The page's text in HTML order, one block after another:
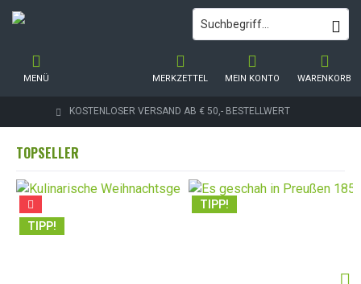
KOSTENLOSER VERSAND AB € 50,- BESTELLWERT
WARENKORB
MERKZETTEL MEIN KONTO
MENÜ
TOPSELLER
TIPP!
TIPP!